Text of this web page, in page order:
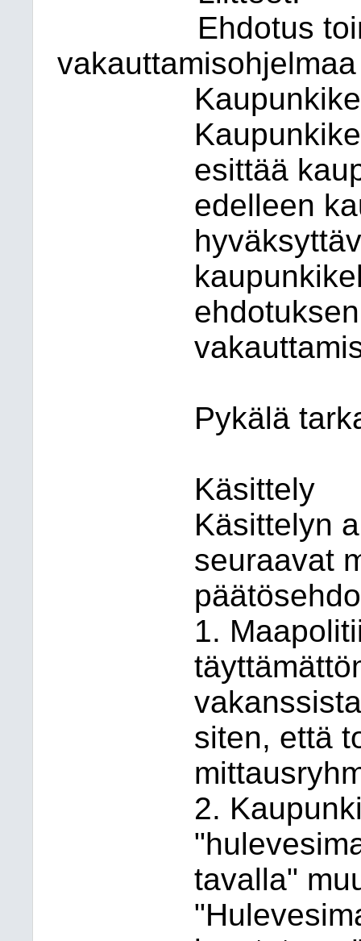
Ehdotus
esittää
edelleen
Pykälä
Käsittely
Käsittelyn
seuraavat
1.
siten, että
2.
tavalla"